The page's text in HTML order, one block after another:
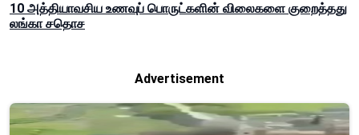
10 அத்தியாவசிய உணவுப் பொருட்களின் விலைகளை குறைத்தது
லங்கா சதொச
Advertisement